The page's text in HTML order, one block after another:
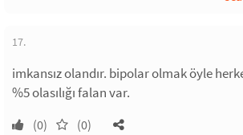
17.
imkansız olandır. bipolar olmak öyle
%5 olasılığı falan var.
(0) (0)